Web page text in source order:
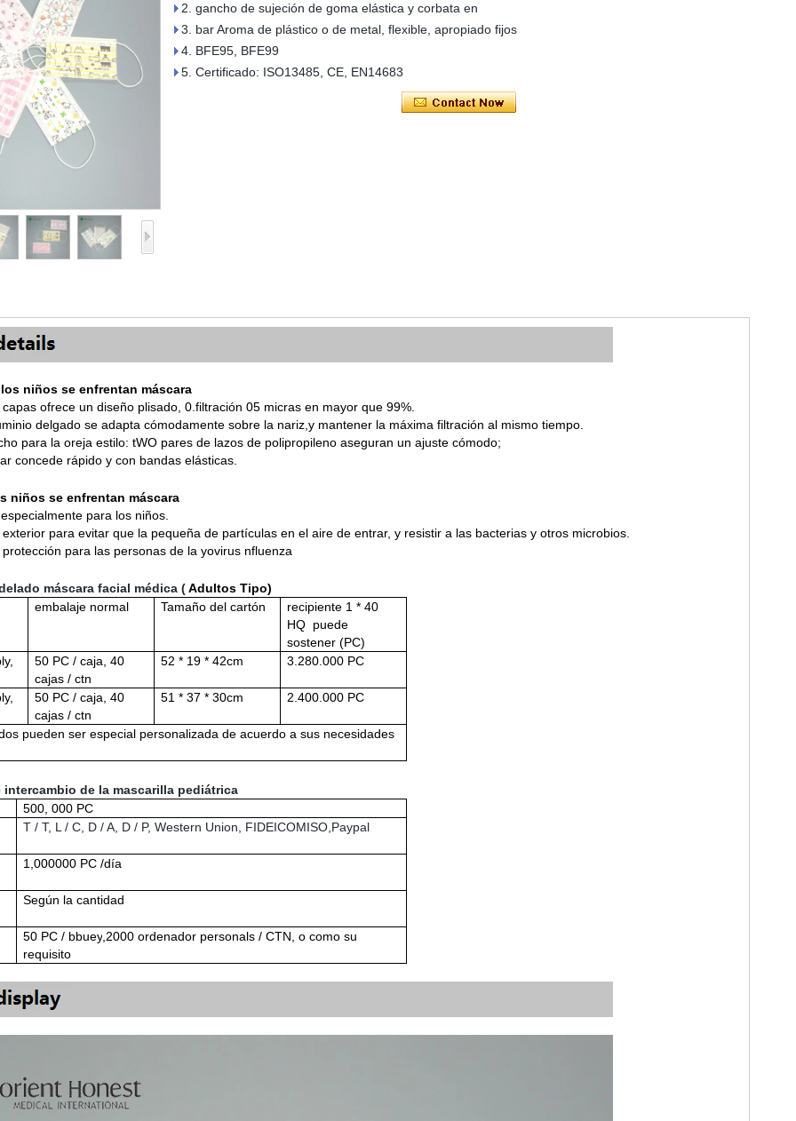
2. gancho de sujeción de goma elástica y corbata en
3. bar Aroma de plástico o de metal, flexible, apropiado fijos
4. BFE95, BFE99
5. Certificado: ISO13485, CE, EN14683
niños se enfrentan máscara
capas ofrece un diseño plisado , 0. filtración 05 micras en mayor que 99%.
delgado se adapta cómodamente sobre la nariz ,y mantener la máxima filtración al mismo tiempo.
para la oreja estilo: tWO pares de lazos de polipropileno aseguran un ajuste cómodo;
concede rápido y con bandas elásticas.
niños se enfrentan máscara
para los niños.
para evitar que la pequeña de partículas en el aire de entrar, y resistir a las bacterias y otros microbios.
para las personas de la yovirus nfluenza
máscara facial médica (Adultos Tipo)
embalaje normal Tamaño del cartón
recipiente 1 * 40
HQ puede
sostener (PC)
50 PC / caja, 40
cajas / ctn
52 * 19 * 42cm 3.280.000 PC
50 PC / caja, 40
cajas / ctn
51 * 37 * 30cm 2.400.000 PC
pueden ser especial personalizada de acuerdo a sus necesidades
intercambio de la mascarilla pediátrica
500 , 000 PC
T / T, L / C, D / A, D / P, Western Union, FIDEICOMISO, Paypal
1,000000 PC /día
Según la cantidad
50 PC / bbuey 2000 ordenador personals / CTN, ocomo su
requisito